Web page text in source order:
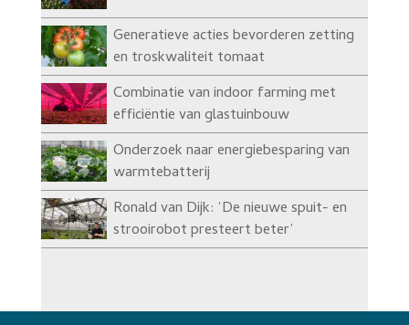
Generatieve acties bevorderen zetting
en troskwaliteit tomaat
Combinatie van indoor farming met
efficiëntie van glastuinbouw
Onderzoek naar energiebesparing van
warmtebatterij
Ronald van Dijk: ‘De nieuwe spuit- en
strooirobot presteert beter’